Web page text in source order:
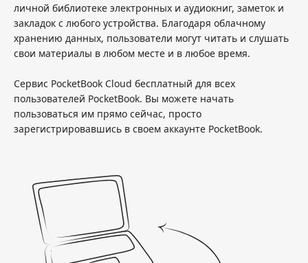
личной библиотеке электронных и аудиокниг, заметок и
закладок с любого устройства. Благодаря облачному
хранению данных, пользователи могут читать и слушать
свои материалы в любом месте и в любое время.
Сервис PocketBook Cloud бесплатный для всех
пользователей PocketBook. Вы можете начать
пользоваться им прямо сейчас, просто
зарегистрировавшись в своем аккаунте PocketBook.